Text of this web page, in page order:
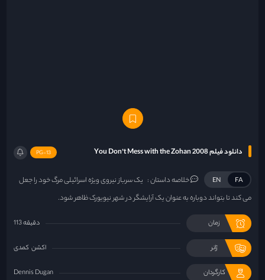
دانلود فیلم You Don’t Mess with the Zohan 2008 PG-13
FA
EN خلاصه داستان : یک سرباز نیروی ویژه اسرائیلی مرگ خود را جعل
می کند تا بتواند دوباره به عنوان یک آرایشگر در شهر نیویورک ظاهر شود.
زمان 113 دقیقه
ژانر اکشن کمدی
کارگردان Dennis Dugan